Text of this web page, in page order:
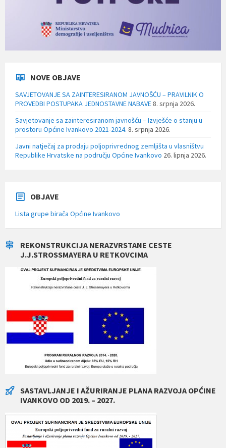
NOVE OBJAVE
SAVJETOVANJE SA ZAINTERESIRANOM JAVNOŠĆU – PRAVILNIK O
PROVEDBI POSTUPAKA JEDNOSTAVNE NABAVE8. srpnja 2026.
Savjetovanje sa zainteresiranom javnošću – Izvješće o stanju u
prostoru Općine Ivankovo 2021-2024. 8. srpnja 2026.
Javni natječaj za prodaju poljoprivrednog zemljišta u vlasništvu
Republike Hrvatske na području Općine Ivankovo 26. lipnja 2026.
OBJAVE
Lista grupe birača Općine Ivankovo
REKONSTRUKCIJA NERAZVRSTANE CESTE
J.J.STROSSMAYERA U RETKOVCIMA
SASTAVLJANJE I AŽURIRANJE PLANA RAZVOJA OPĆINE
IVANKOVO OD 2019. – 2027.